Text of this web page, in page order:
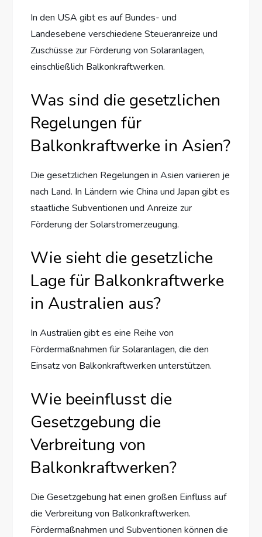
In den USA gibt es auf Bundes- und
Landesebene verschiedene Steueranreize und
Zuschüsse zur Förderung von Solaranlagen,
einschließlich Balkonkraftwerken.
Was sind die gesetzlichen
Regelungen für
Balkonkraftwerke in Asien?
Die gesetzlichen Regelungen in Asien variieren je
nach Land. In Ländern wie China und Japan gibt es
staatliche Subventionen und Anreize zur
Förderung der Solarstromerzeugung.
Wie sieht die gesetzliche
Lage für Balkonkraftwerke
in Australien aus?
In Australien gibt es eine Reihe von
Fördermaßnahmen für Solaranlagen, die den
Einsatz von Balkonkraftwerken unterstützen.
Wie beeinflusst die
Gesetzgebung die
Verbreitung von
Balkonkraftwerken?
Die Gesetzgebung hat einen großen Einfluss auf
die Verbreitung von Balkonkraftwerken.
Fördermaßnahmen und Subventionen können die